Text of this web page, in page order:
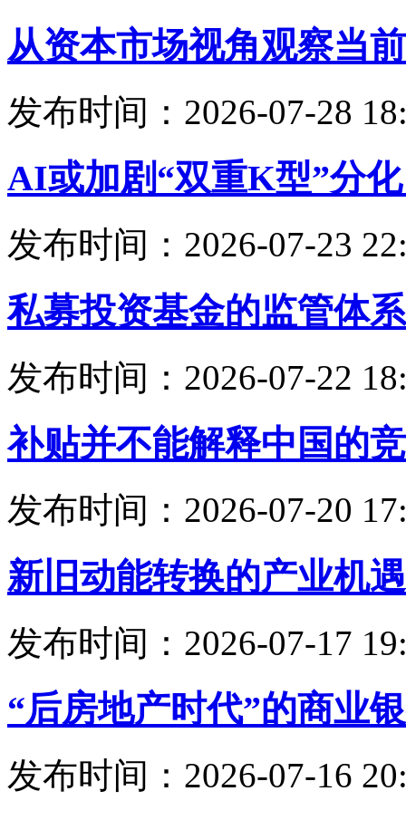
从资本市场视角观察当
发布时间：2026-07-28
AI或加剧“双重K型”分
发布时间：2026-07-23
私募投资基金的监管体
发布时间：2026-07-22
补贴并不能解释中国的
发布时间：2026-07-20
新旧动能转换的产业机
发布时间：2026-07-17
“后房地产时代”的商业
发布时间：2026-07-16